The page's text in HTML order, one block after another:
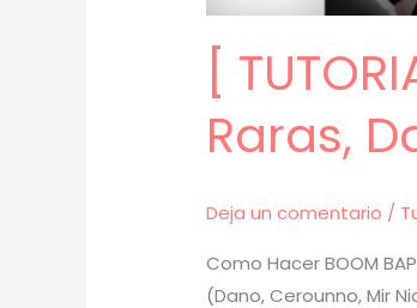
[
Raras,
Deja un comentario /
Como Hacer BOOM
(Dano, Cerounno, Mir